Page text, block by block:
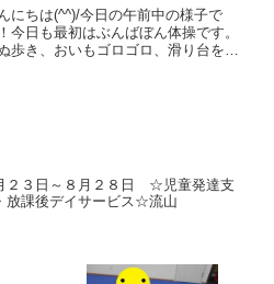
江戸川台）
にちは(^^)/今日の午前中の様子で
今日も最初はぶんばぼん体操です。
歩き、おいもゴロゴロ、滑り台を行
２３日～８月２８日 ☆児童発達支
放課後デイサービス☆流山